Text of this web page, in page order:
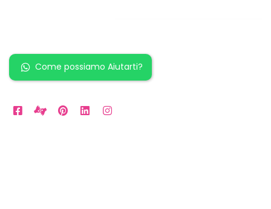
Come possiamo Aiutarti?